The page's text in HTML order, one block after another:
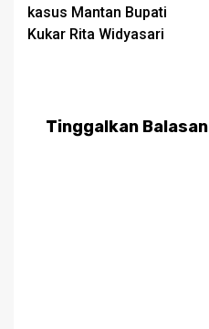
kasus Mantan Bupati
Kukar Rita Widyasari
Tinggalkan Balasan